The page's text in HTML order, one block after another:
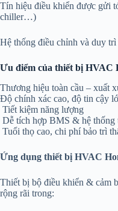
Tín hiệu điều khiển được gửi
chiller…)
Hệ thống điều chỉnh và duy
Ưu điểm của thiết bị HVAC
Thương hiệu toàn cầu – xuất
Độ chính xác cao, độ tin cậy
Tiết kiệm năng lượng
Dễ tích hợp BMS & hệ thống
Tuổi thọ cao, chi phí bảo trì
Ứng dụng thiết bị HVAC
Thiết bị bộ điều khiển & cảm
rộng rãi trong: